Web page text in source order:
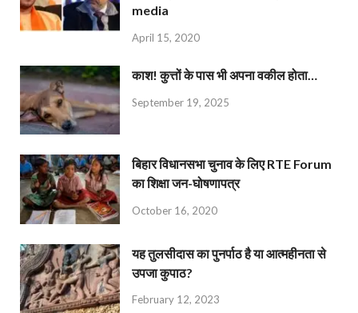
media
April 15, 2020
काश! कुत्तों के पास भी अपना वकील होता…
September 19, 2025
बिहार विधानसभा चुनाव के लिए RTE Forum
का शिक्षा जन-घोषणापत्र
October 16, 2020
यह तुलसीदास का पुनर्पाठ है या आत्महीनता से
उपजा कुपाठ?
February 12, 2023